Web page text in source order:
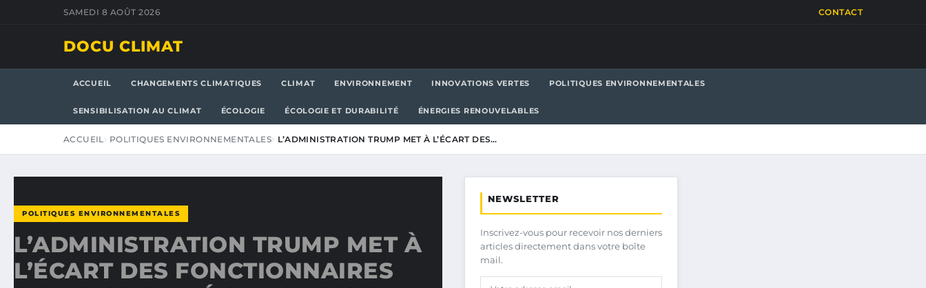
SAMEDI 8 AOÛT 2026 CONTACT
DOCU CLIMAT
ACCUEIL CHANGEMENTS CLIMATIQUES CLIMAT ENVIRONNEMENT INNOVATIONS VERTES POLITIQUES ENVIRONNEMENTALES
SENSIBILISATION AU CLIMAT ÉCOLOGIE ÉCOLOGIE ET DURABILITÉ ÉNERGIES RENOUVELABLES
ACCUEIL POLITIQUES ENVIRONNEMENTALES L’ADMINISTRATION TRUMP MET À L’ÉCART DES…
POLITIQUES ENVIRONNEMENTALES
L’ADMINISTRATION TRUMP MET À
L’ÉCART DES FONCTIONNAIRES
NEWSLETTER
Inscrivez-vous pour recevoir nos derniers
articles directement dans votre boîte
mail.